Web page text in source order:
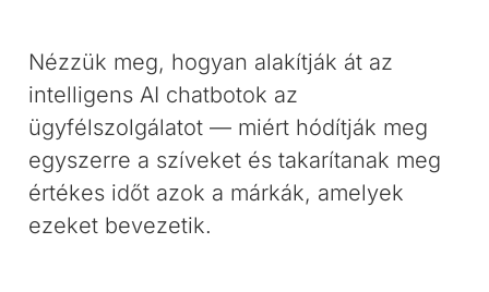
Nézzük meg, hogyan alakítják át az
intelligens AI chatbotok az
ügyfélszolgálatot — miért hódítják meg
egyszerre a szíveket és takarítanak meg
értékes időt azok a márkák, amelyek
ezeket bevezetik.